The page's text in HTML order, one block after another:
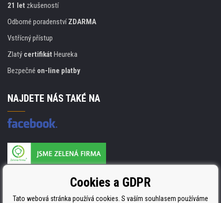
21 let zkušeností
Odborné poradenstvíZDARMA
Vstřícný přístup
Zlatý certifikát Heureka
Bezpečné on-line platby
NAJDETE NÁS TAKÉ NA
ISO 9001. ISO 14001 a STMC.Cookies a GDPR
Tato webová stránka používá cookies. S vaším souhlasem používáme